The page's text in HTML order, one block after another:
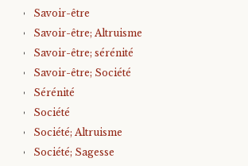
Savoir-être
Savoir-être; Altruisme
Savoir-être; sérénité
Savoir-être; Société
Sérénité
Société
Société; Altruisme
Société; Sagesse